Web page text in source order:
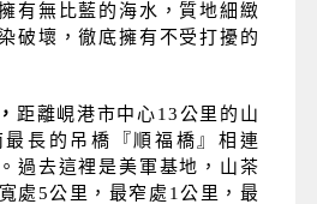
有無比藍的海水，質地細緻
破壞，徹底擁有不受打擾的
， 距離峴港市中心13公里的山
長的吊橋『順福橋』相連
過去這裡是美軍基地，山茶
處5公里，最窄處1公里，最